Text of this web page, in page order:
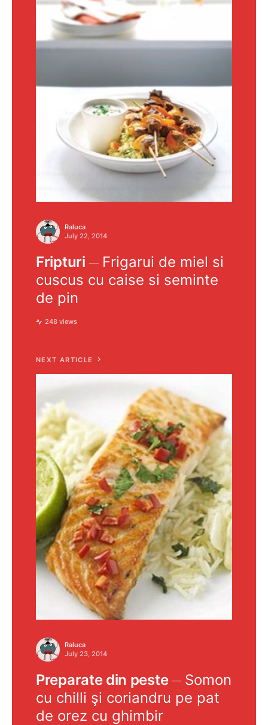
Raluca
July 22, 2014
Fripturi
Frigarui de miel si
cuscus cu caise si seminte
de pin
248 views
NEXT ARTICLE
Raluca
July 23, 2014
Preparate din peste
Somon
cu chilli şi coriandru pe pat
de orez cu ghimbir